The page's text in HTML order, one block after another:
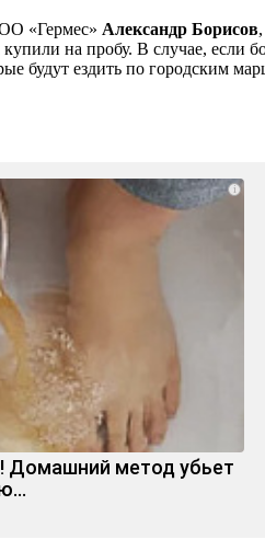
«Гермес» Александр Борисов
на пробу. В случае, если
будут ездить по городским
i
Домашний метод убьет